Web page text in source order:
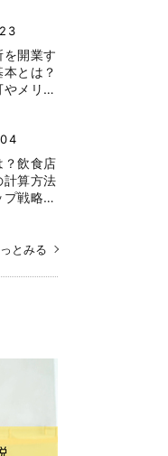
開業す
とは？
やメリ…
？飲食店
計算方法
プ戦略…
とみる